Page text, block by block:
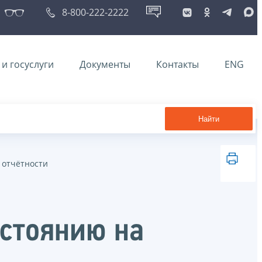
8-800-222-2222
госуслуги Документы Контакты ENG
Найти
на